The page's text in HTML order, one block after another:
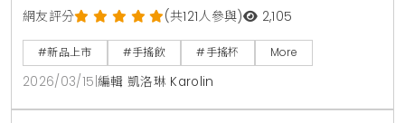
用香水拼配工藝打造5款層次豐富的新品。限時7天提供
第2杯6折優惠，邀您一同體驗流動的茶飲生活美學。
網友評分 (共121人參與) 2,105
#新品上市 #手搖飲 #手搖杯 More
2026/03/15 編輯 凱洛琳 Karolin